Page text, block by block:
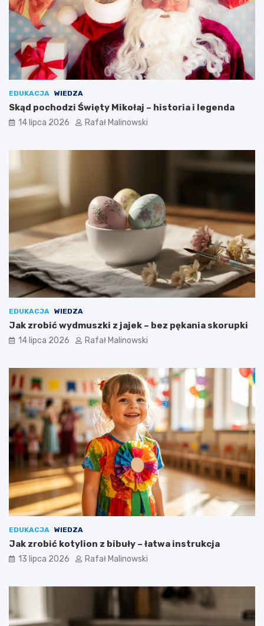
EDUKACJA WIEDZA
Skąd pochodzi Święty Mikołaj – historia i legenda
14 lipca 2026 Rafał Malinowski
EDUKACJA WIEDZA
Jak zrobić wydmuszki z jajek – bez pękania skorupki
14 lipca 2026 Rafał Malinowski
EDUKACJA WIEDZA
Jak zrobić kotylion z bibuły – łatwa instrukcja
13 lipca 2026 Rafał Malinowski